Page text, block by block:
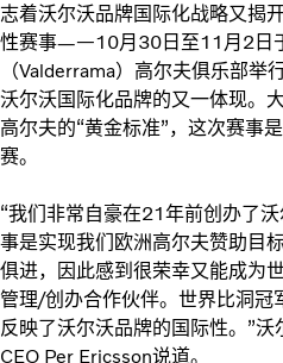
志着沃尔沃品牌国际化战略又揭
性赛事——10月30日至11月2日
（Valderrama）高尔夫俱乐部
沃尔沃国际化品牌的又一体现。
高尔夫的“黄金标准”，这次赛事
赛。
“我们非常自豪在21年前创办了
事是实现我们欧洲高尔夫赞助目
俱进，因此感到很荣幸又能成为
管理/创办合作伙伴。世界比洞冠
反映了沃尔沃品牌的国际性。”
CEO Per Ericsson说道。